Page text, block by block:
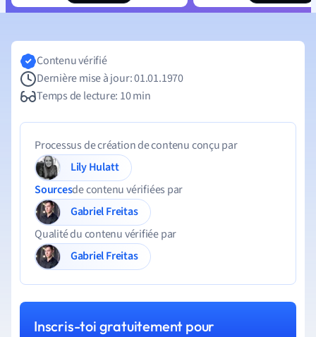
Contenu vérifié
Dernière mise à jour: 01.01.1970
Temps de lecture: 10 min
Processus de création de contenu conçu par
Lily Hulatt
Sourcesde contenu vérifiées par
Gabriel Freitas
Qualité du contenu vérifiée par
Gabriel Freitas
Inscris-toi gratuitement pour